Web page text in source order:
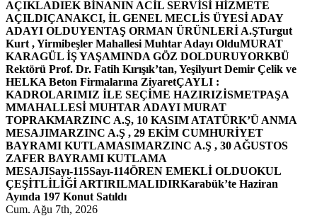
AÇIKLADIEK BİNANIN ACİL SERVİSİ HİZMETE
AÇILDIÇANAKCI, İL GENEL MECLİS ÜYESİ ADAY
ADAYI OLDUYENTAŞ ORMAN ÜRÜNLERİ A.ŞTurgut
Kurt , Yirmibeşler Mahallesi Muhtar Adayı OlduMURAT
KARAGÜL İŞ YAŞAMINDA GÖZ DOLDURUYORKBÜ
Rektörü Prof. Dr. Fatih Kırışık’tan, Yeşilyurt Demir Çelik ve
HELKA Beton Firmalarına ZiyaretÇAYLI :
KADROLARIMIZ İLE SEÇİME HAZIRIZİSMETPAŞA
MMAHALLESİ MUHTAR ADAYI MURAT
TOPRAKMARZINC A.Ş, 10 KASIM ATATÜRK’Ü ANMA
MESAJIMARZINC A.Ş , 29 EKİM CUMHURİYET
BAYRAMI KUTLAMASIMARZINC A.Ş , 30 AĞUSTOS
ZAFER BAYRAMI KUTLAMA
MESAJISayı-115Sayı-114ÖREN EMEKLİ OLDUOKUL
ÇEŞİTLİLİĞİ ARTIRILMALIDIRKarabük’te Haziran
Ayında 197 Konut Satıldı
Cum. Ağu 7th, 2026